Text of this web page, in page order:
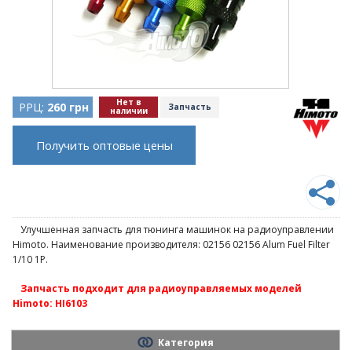
РРЦ: 260 грн Нет в
наличии Запчасть
Получить оптовые цены
Улучшенная запчасть для тюнинга машинок на радиоуправлении
Himoto. Наименование производителя: 02156 02156 Alum Fuel Filter
1/10 1P.
Запчасть подходит для радиоуправляемых моделей
Himoto: HI6103
Категория